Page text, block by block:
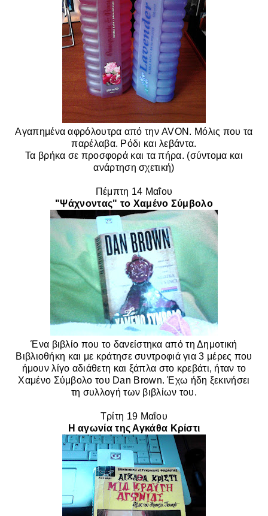
Αγαπημένα αφρόλουτρα από την AVON. Μόλις που τα
παρέλαβα. Ρόδι και λεβάντα.
Τα βρήκα σε προσφορά και τα πήρα. (σύντομα και
ανάρτηση σχετική)
Πέμπτη 14 Μαΐου
"Ψάχνοντας" το Χαμένο Σύμβολο
Ένα βιβλίο που το δανείστηκα από τη Δημοτική
Βιβλιοθήκη και με κράτησε συντροφιά για 3 μέρες που
ήμουν λίγο αδιάθετη και ξάπλα στο κρεβάτι, ήταν το
Χαμένο Σύμβολο του Dan Brown. Έχω ήδη ξεκινήσει
τη συλλογή των βιβλίων του.
Τρίτη 19 Μαΐου
Η αγωνία της Αγκάθα Κρίστι